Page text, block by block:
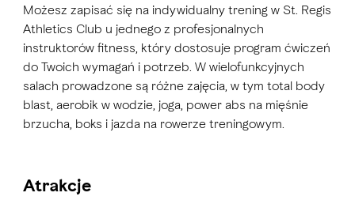
Możesz zapisać się na indywidualny trening w St. Regis
Athletics Club u jednego z profesjonalnych
instruktorów fitness, który dostosuje program ćwiczeń
do Twoich wymagań i potrzeb. W wielofunkcyjnych
salach prowadzone są różne zajęcia, w tym total body
blast, aerobik w wodzie, joga, power abs na mięśnie
brzucha, boks i jazda na rowerze treningowym.
Atrakcje